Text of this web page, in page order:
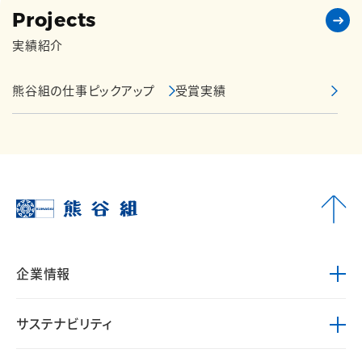
Projects
実績紹介
熊谷組の仕事ピックアップ 受賞実績
企業情報
サステナビリティ